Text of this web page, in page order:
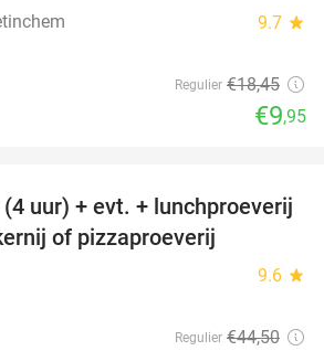
9.7 star
Regulier €18,45
€9,95
44%
uur) + evt. + lunchproeverij
of pizzaproeverij
9.6 star
Regulier €44,50